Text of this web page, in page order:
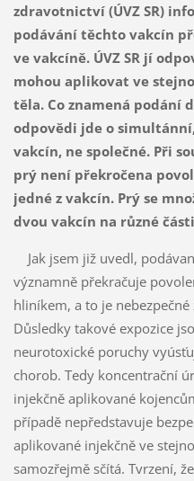
zdravotnictví (ÚVZ SR)
podávání těchto vakcín
ve vakcíně. ÚVZ SR jí
mohou aplikovat ve
těla. Co znamená podání
odpovědi jde o
vakcín, ne společné. Při
prý není překročena
jedné z vakcín. Prý se
dvou vakcín na různé
Jak jsem již uvedl,
významně překračuje
hliníkem, a to je
Důsledky takové expozice
neurotoxické poruchy
chorob. Tedy koncentrační
injekčně aplikované
případě nepředstavuje
aplikované injekčně ve
samozřejmě sčítá. Tvrzení,